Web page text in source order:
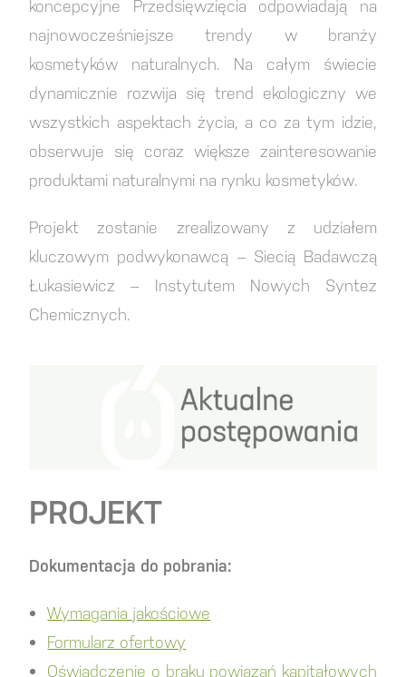
koncepcyjne Przedsięwzięcia odpowiadają na
najnowocześniejsze trendy w branży
kosmetyków naturalnych. Na całym świecie
dynamicznie rozwija się trend ekologiczny we
wszystkich aspektach życia, a co za tym idzie,
obserwuje się coraz większe zainteresowanie
produktami naturalnymi na rynku kosmetyków.
Projekt zostanie zrealizowany z udziałem
kluczowym podwykonawcą – Siecią Badawczą
Łukasiewicz – Instytutem Nowych Syntez
Chemicznych.
PROJEKT
Dokumentacja do pobrania:
Wymagania jakościowe
Formularz ofertowy
Oświadczenie o braku powiązań kapitałowych